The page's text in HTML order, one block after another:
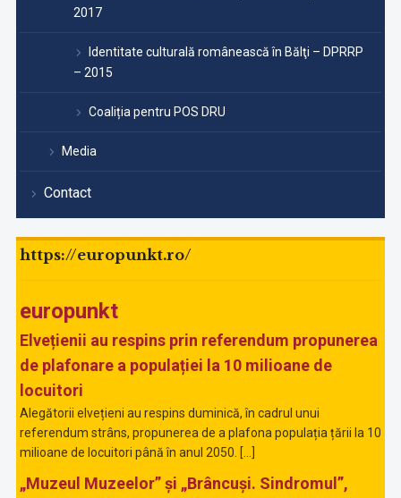
2017
Identitate culturală românească în Bălţi – DPRRP
– 2015
Coaliția pentru POS DRU
Media
Contact
https://europunkt.ro/
europunkt
Elvețienii au respins prin referendum propunerea
de plafonare a populației la 10 milioane de
locuitori
Alegătorii elvețieni au respins duminică, în cadrul unui
referendum strâns, propunerea de a plafona populația țării la 10
milioane de locuitori până în anul 2050. […]
„Muzeul Muzeelor” și „Brâncuși. Sindromul”,